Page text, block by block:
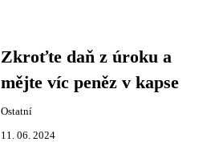
Zkroťte daň z úroku a
mějte víc peněz v kapse
Ostatní
11. 06. 2024